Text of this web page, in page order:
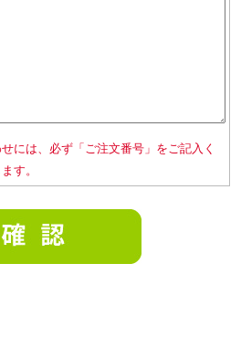
には、必ず「ご注文番号」をご記入く
す。